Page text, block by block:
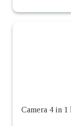
Camera 4 in